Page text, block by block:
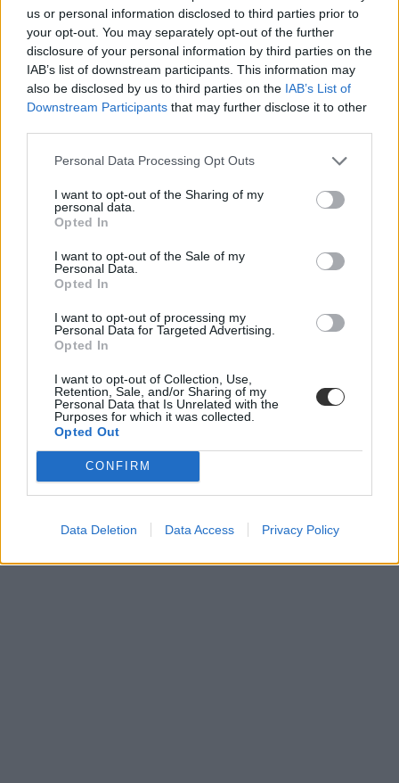
us or personal information disclosed to third parties prior to
your opt-out. You may separately opt-out of the further
disclosure of your personal information by third parties on the
IAB’s list of downstream participants. This information may
also be disclosed by us to third parties on the IAB’s List of
Downstream Participants that may further disclose it to other
Personal Data Processing Opt Outs
I want to opt-out of the Sharing of my
personal data.
Opted In
I want to opt-out of the Sale of my
Personal Data.
Opted In
I want to opt-out of processing my
Personal Data for Targeted Advertising.
Opted In
I want to opt-out of Collection, Use,
Retention, Sale, and/or Sharing of my
Personal Data that Is Unrelated with the
Purposes for which it was collected.
Opted Out
CONFIRM
Data Deletion Data Access Privacy Policy
középiskolai felvételi 2026